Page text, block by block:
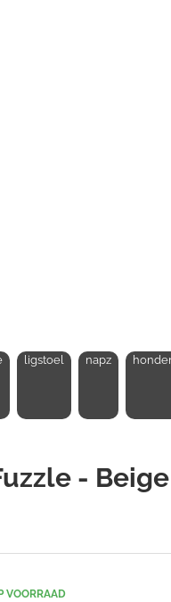
ligstoel napz
- Beige
VOORRAAD